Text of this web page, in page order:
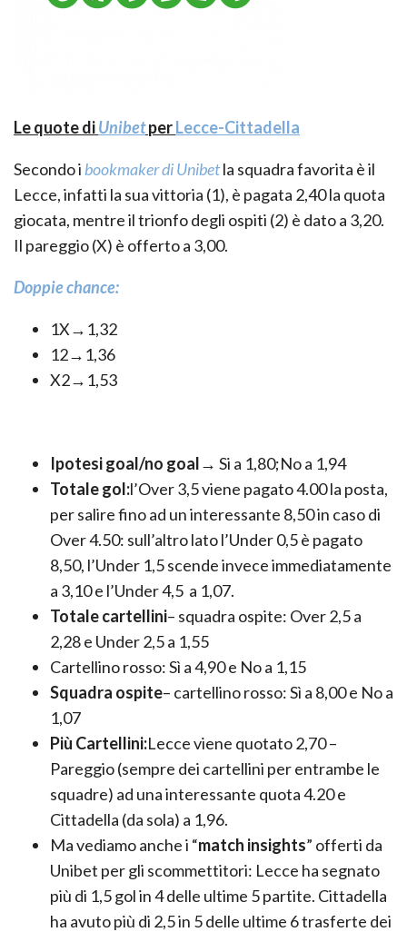
Le quote diUnibetperLecce-Cittadella
Secondo i bookmaker di Unibetla squadra favorita è il
Lecce, infatti la sua vittoria (1), è pagata 2,40 la quota
giocata, mentre il trionfo degli ospiti (2) è dato a 3,20.
Il pareggio (X) è offerto a 3,00.
Doppie chance:
1X→1,32
12→1,36
X2→1,53
Ipotesi goal/no goal→ Si a 1,80;No a 1,94
Totale gol:l’Over 3,5 viene pagato 4.00 la posta,
per salire fino ad un interessante 8,50 in caso di
Over 4.50: sull’altro lato l’Under 0,5 è pagato
8,50, l’Under 1,5 scende invece immediatamente
a 3,10 e l’Under 4,5 a 1,07.
Totale cartellini– squadra ospite: Over 2,5 a
2,28 e Under 2,5 a 1,55
Cartellino rosso: Sì a 4,90 e No a 1,15
Squadra ospite– cartellino rosso: Sì a 8,00 e No a
1,07
Più Cartellini:Lecce viene quotato 2,70 –
Pareggio (sempre dei cartellini per entrambe le
squadre) ad una interessante quota 4.20 e
Cittadella (da sola) a 1,96.
Ma vediamo anche i “match insights” offerti da
Unibet per gli scommettitori: Lecce ha segnato
più di 1,5 gol in 4 delle ultime 5 partite. Cittadella
ha avuto più di 2,5 in 5 delle ultime 6 trasferte dei